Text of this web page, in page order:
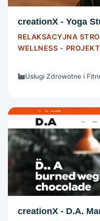
creationX - Yoga
RELAKSACYJNA
WELLNESS - PROJEKT
Usługi Zdrowotne i
creationX - D.A.